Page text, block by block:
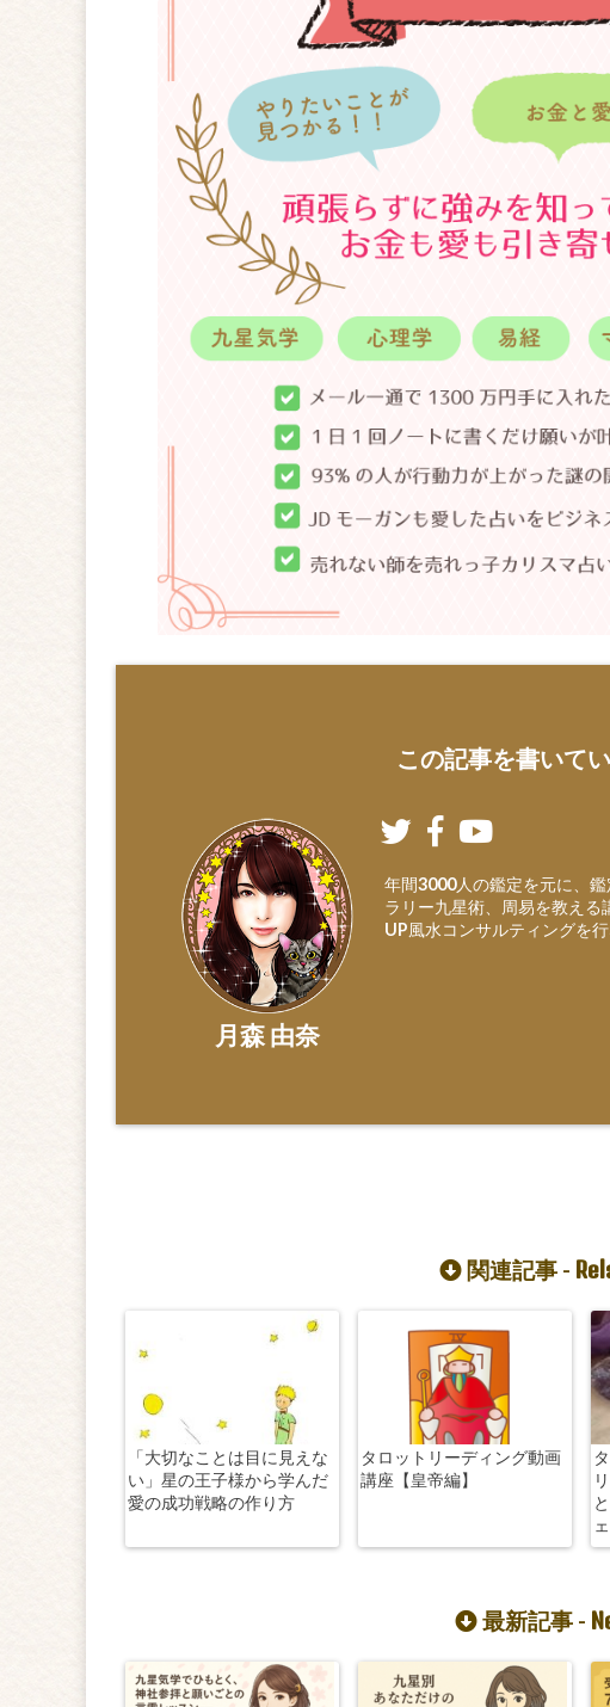
この記事を書いて
月森 由奈
年間3000人の鑑定を元に、
ラリー九星術、周易を教え
UP風水コンサルティングを行
関連記事 -
「大切なことは目に見えな
い」星の王子様から学んだ
愛の成功戦略の作り方
タロットリーディング動画
講座【皇帝編】
最新記事 -